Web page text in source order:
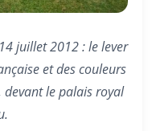
juillet 2012 : le lever
et des couleurs
le palais royal